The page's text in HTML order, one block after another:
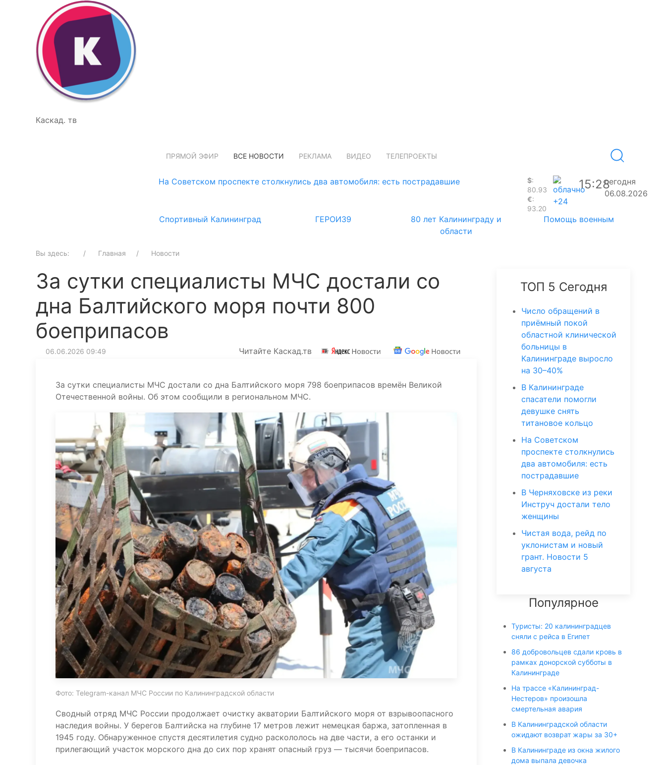
Каскад. тв
ПРЯМОЙ ЭФИР ВСЕ НОВОСТИ РЕКЛАМА ВИДЕО ТЕЛЕПРОЕКТЫ
На Советском проспекте столкнулись два автомобиля: есть пострадавшие $:
80.93
€:
93.20
+24
15:28сегодня
06.08.2026
Спортивный Калининград ГЕРОИ39
80 лет Калининграду и
области
Помощь военным
Вы здесь: Главная Новости
За сутки специалисты МЧС достали со
дна Балтийского моря почти 800
боеприпасов
06.06.2026 09:49 Читайте Каскад.тв
За сутки специалисты МЧС достали со дна Балтийского моря 798 боеприпасов времён Великой
Отечественной войны. Об этом сообщили в региональном МЧС.
Фото: Telegram-канал МЧС России по Калининградской области
Сводный отряд МЧС России продолжает очистку акватории Балтийского моря от взрывоопасного
наследия войны. У берегов Балтийска на глубине 17 метров лежит немецкая баржа, затопленная в
1945 году. Обнаруженное спустя десятилетия судно раскололось на две части, а его останки и
прилегающий участок морского дна до сих пор хранят опасный груз — тысячи боеприпасов.
ТОП 5 Сегодня
Число обращений в
приёмный покой
областной клинической
больницы в
Калининграде выросло
на 30–40%
В Калининграде
спасатели помогли
девушке снять
титановое кольцо
На Советском
проспекте столкнулись
два автомобиля: есть
пострадавшие
В Черняховске из реки
Инструч достали тело
женщины
Чистая вода, рейд по
уклонистам и новый
грант. Новости 5
августа
Популярное
Туристы: 20 калининградцев
сняли с рейса в Египет
86 добровольцев сдали кровь в
рамках донорской субботы в
Калининграде
На трассе «Калининград-
Нестеров» произошла
смертельная авария
В Калининградской области
ожидают возврат жары за 30+
В Калининграде из окна жилого
дома выпала девочка